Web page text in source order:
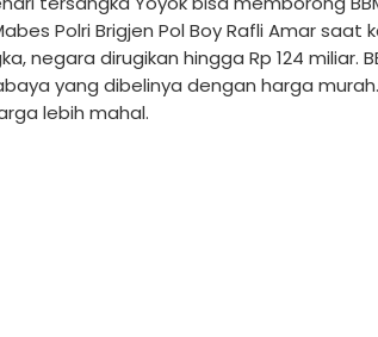
Polri Brigjen Pol Boy Rafli Amar
negara dirugikan hingga Rp 124 miliar.
yang dibelinya dengan harga
lebih mahal.